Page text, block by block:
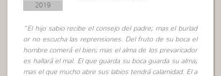
2019
“El hijo sabio recibe el consejo del padre; mas el burlad
or no escucha las reprensiones. Del fruto de su boca el
hombre comerá el bien; mas el alma de los prevaricador
es hallará el mal. El que guarda su boca guarda su alma;
mas el que mucho abre sus labios tendrá calamidad. El a